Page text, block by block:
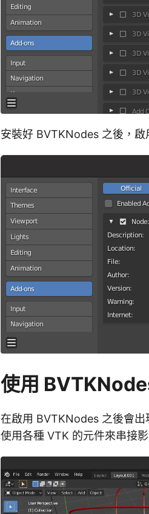
安裝好 BVTKNodes 之後，啟
使用
在啟用 BVTKNodes 之後會
使用各種 VTK 的元件來串接